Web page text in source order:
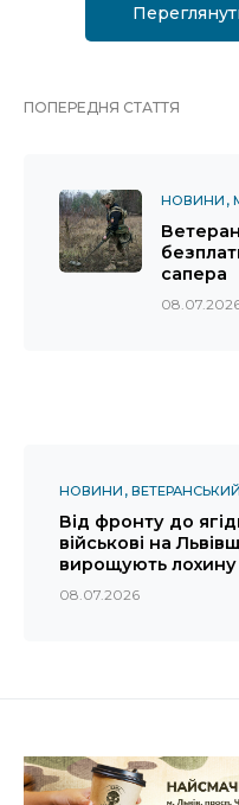
ПОПЕРЕДНЯ СТАТТЯ
НОВИНИ
сапера
НОВИНИ
Від фронту до
військові на
вирощують лохину
08.07.2026